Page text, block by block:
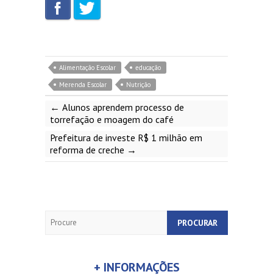
Alimentação Escolar
educação
Merenda Escolar
Nutrição
← Alunos aprendem processo de
torrefação e moagem do café
Prefeitura de investe R$ 1 milhão em
reforma de creche →
+ INFORMAÇÕES